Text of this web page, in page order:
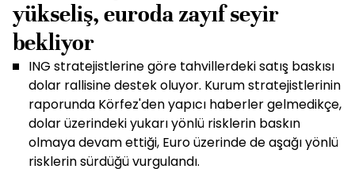
yükseliş, euroda zayıf seyir
bekliyor
ING stratejistlerine göre tahvillerdeki satış baskısı
dolar rallisine destek oluyor. Kurum stratejistlerinin
raporunda Körfez'den yapıcı haberler gelmedikçe,
dolar üzerindeki yukarı yönlü risklerin baskın
olmaya devam ettiği, Euro üzerinde de aşağı yönlü
risklerin sürdüğü vurgulandı.